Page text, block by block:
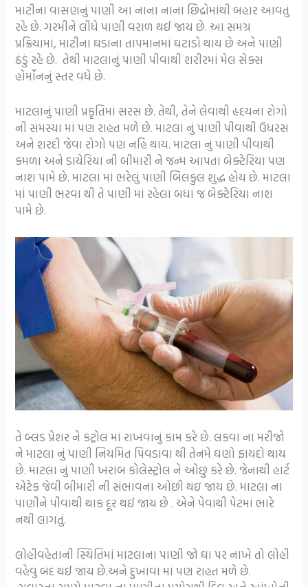
માટીના વાસણનું પાણી આ નાના નાના છિદ્રોમાંથી બહાર આવતું
રહે છે. ગરમીને લીધે પાણી વરાળ થઈ જાય છે. આ સમગ્ર
પ્રક્રિયામાં, માટીના ઘડાના તાપમાનમાં ઘટાડો થાય છે અને પાણી
ઠંડું રહે છે. તેથી માટલાનું પાણી પીવાથી શરીરમાં મેલ સેક્સ
હોર્મોનનું સ્તર વધે છે.
માટલાનું પાણી પ્રકૃતિમાં સરસ છે. તેથી, તેને લેવાથી હૃદયના રોગો
ની સમસ્યા માં પણ રાહત મળે છે. માટલા નું પાણી પીવાથી ઉધરસ
અને શરદી જેવા રોગો પણ નહિ થાય. માટલા નું પાણી પીવાથી
કમળા અને ડાયેરિયા ની બીમારી ને જન્મ આપતા બેક્ટેરિયા પણ
નાશ પામે છે. માટલા માં ભરેલું પાણી બિલકુલ શુદ્ધ હોય છે. માટલા
માં પાણી ભરવા થી તે પાણી માં રહેલા બધા જ બેક્ટેરિયા નાશ
પામે છે.
તે બ્લડ પ્રેશર ને કંટ્રોલ માં રાખવાનું કામ કરે છે. લકવા ના મરીજો
ને માટલા નું પાણી નિયમિત પિવડાવા થી તેનમે ઘણો ફાયદો થાય
છે. માટલા નું પાણી ખરાબ કોલેસ્ટ્રોલ ને ઓછુ કરે છે. જેનાથી હાર્ટ
એટેક જેવી બીમારી ની સંભાવના ઓછી થઇ જાય છે. માટલા ના
પાણીને પીવાથી થાક દૂર થઈ જાય છે . એને પેવાથી પેટમાં ભારે
નથી લાગતું.
લોહીવહેતાની સ્થિતિમાં માટલાના પાણી જો ઘા પર નાખે તો લોહી
વહેવુ બંદ થઈ જાય છે.અને દુખાવા માં પણ રાહત મળે છે.